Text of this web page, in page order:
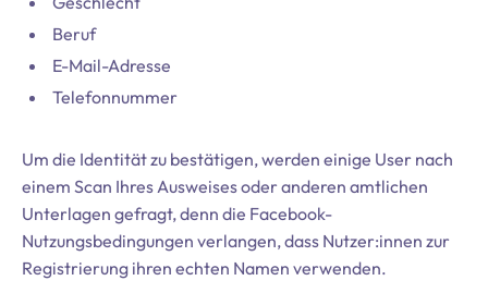
Beruf
E-Mail-Adresse
Telefonnummer
Um die Identität zu bestätigen, werden einige User nach
einem Scan Ihres Ausweises oder anderen amtlichen
Unterlagen gefragt, denn die Facebook-
Nutzungsbedingungen verlangen, dass Nutzer:innen zur
Registrierung ihren echten Namen verwenden.